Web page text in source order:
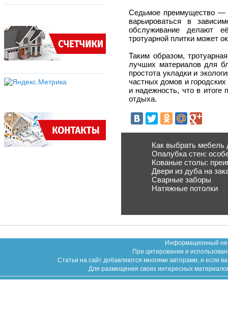
Седьмое преимущество —
варьироваться в
обслуживание делают
тротуарной плитки может
Таким образом,
лучших материалов для
простота укладки и
частных домов и
и надежность, что в итоге
отдыха.
Как выбрать мебель
Опалубка стен:
Кованые столы:
Двери из дуба на
Сварные заборы
Натяжные потолки
Информационный
При цитировании и
Статьи на сайт добавляются многими авторами, и если
Для размещения своих интересных